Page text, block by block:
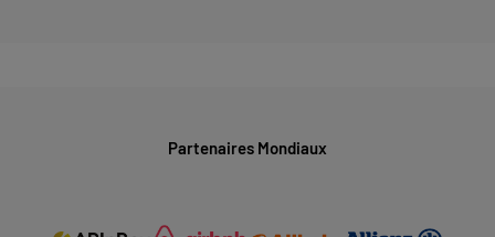
Partenaires Mondiaux